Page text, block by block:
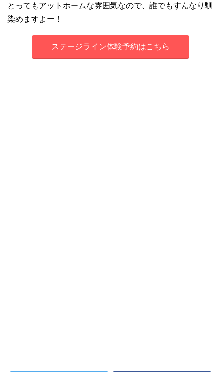
とってもアットホームな雰囲気なので、誰でもすんなり馴
染めますよー！
ステージライン体験予約はこちら